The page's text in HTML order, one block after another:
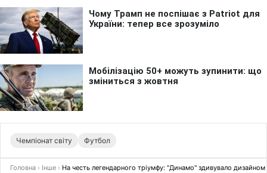
Чемпіонат світу Футбол
Головна › Інше › На честь легендарного тріумфу: "Динамо" здивувало